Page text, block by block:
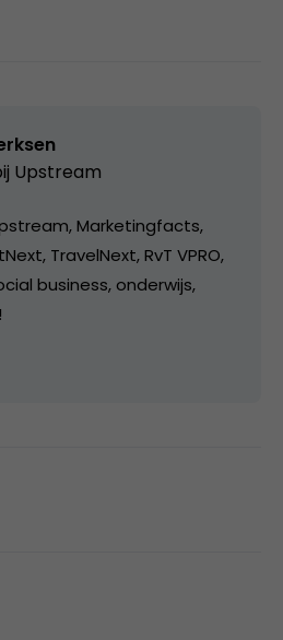
Upstream
Marketingfacts,
TravelNext, RvT VPRO,
business, onderwijs,